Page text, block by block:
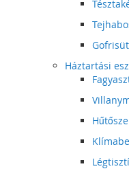
Háztartási